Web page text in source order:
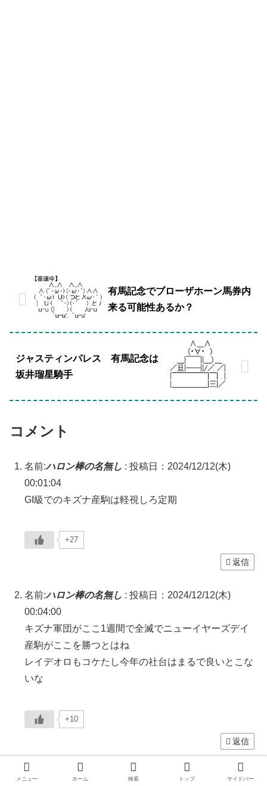
有馬記念でブローザホーン馬券内
来る可能性あるか？
ジャスティンパレス 有馬記念は
坂井瑠星騎手
コメント
名前:ハロン棒の名無し : 投稿日：2024/12/12(木)
00:01:04
GI級でのキズナ産駒は軽視しろ定期
+27
返信
名前:ハロン棒の名無し : 投稿日：2024/12/12(木)
00:04:00
キズナ軍団がここ1週間で全滅でニューイヤーズデイ
産駒がここを勝つとはね
レイデオロもコケたし今年の社台はまるで良いとこな
いな
+10
返信
ハロン棒の名無し:
投稿日：2024/12/12(木)
メニュー ホーム 検索 トップ サイドバー